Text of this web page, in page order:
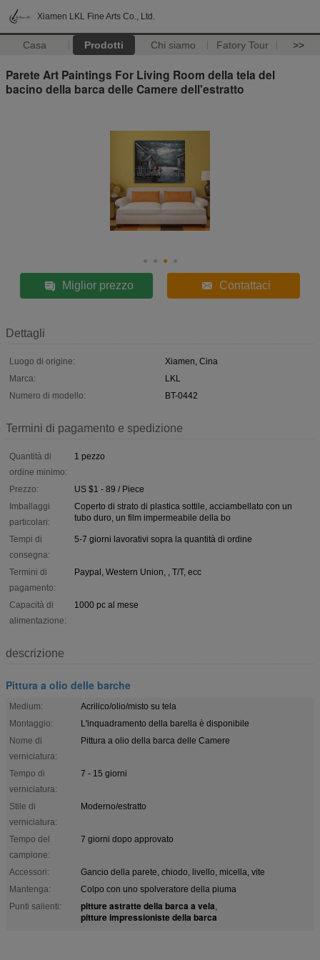
Xiamen LKL Fine Arts Co., Ltd.
Casa Prodotti Chi siamo Fatory Tour >>
Parete Art Paintings For Living Room della tela del
bacino della barca delle Camere dell'estratto
Miglior prezzo Contattaci
Dettagli
Luogo di origine:
Xiamen, Cina
Marca:
LKL
Numero di modello:
BT-0442
Termini di pagamento e spedizione
Quantità di
ordine minimo:
1 pezzo
Prezzo:
US $1 - 89 / Piece
Imballaggi
particolari:
Coperto di strato di plastica sottile, acciambellato con un
tubo duro, un film impermeabile della bo
Tempi di
consegna:
5-7 giorni lavorativi sopra la quantità di ordine
Termini di
pagamento:
Paypal, Western Union, , T/T, ecc
Capacità di
alimentazione:
1000 pc al mese
descrizione
Pittura a olio delle barche
Medium:
Acrilico/olio/misto su tela
Montaggio:
L'inquadramento della barella è disponibile
Nome di
verniciatura:
Pittura a olio della barca delle Camere
Tempo di
verniciatura:
7 - 15 giorni
Stile di
verniciatura:
Moderno/estratto
Tempo del
campione:
7 giorni dopo approvato
Accessori:
Gancio della parete, chiodo, livello, micella, vite
Mantenga:
Colpo con uno spolveratore della piuma
Punti salienti:
pitture astratte della barca a vela,
pitture impressioniste della barca